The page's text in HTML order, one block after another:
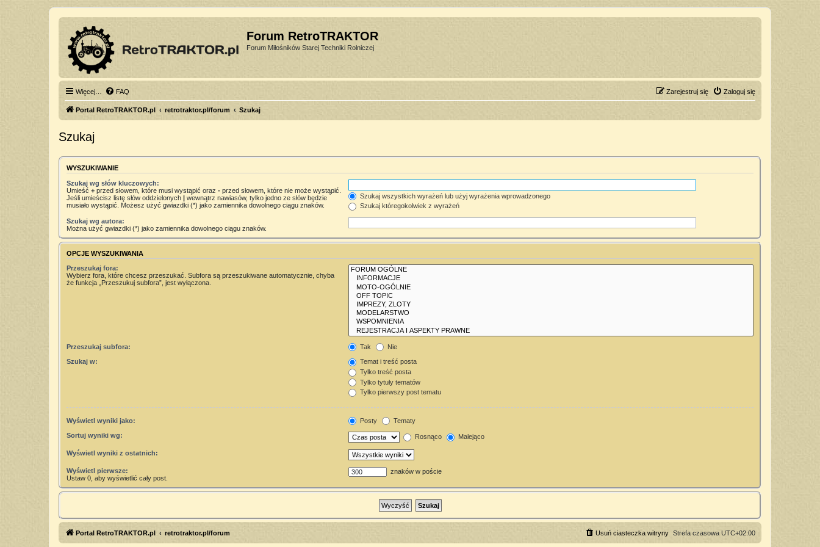
Forum RetroTRAKTOR
Forum Miłośników Starej Techniki Rolniczej
Więcej… FAQ Zaloguj się
Zarejestruj się
Portal RetroTRAKTOR.pl retrotraktor.pl/forum Szukaj
Szukaj
WYSZUKIWANIE
Szukaj wg słów kluczowych:
Umieść + przed słowem, które musi wystąpić oraz - przed słowem, które nie może wystąpić.
Jeśli umieścisz listę słów oddzielonych | wewnątrz nawiasów, tylko jedno ze słów będzie
musiało wystąpić. Możesz użyć gwiazdki (*) jako zamiennika dowolnego ciągu znaków.
Szukaj wszystkich wyrażeń lub użyj wyrażenia wprowadzonego
Szukaj któregokolwiek z wyrażeń
Szukaj wg autora:
Można użyć gwiazdki (*) jako zamiennika dowolnego ciągu znaków.
OPCJE WYSZUKIWANIA
Przeszukaj fora:
Wybierz fora, które chcesz przeszukać. Subfora są przeszukiwane automatycznie, chyba
że funkcja „Przeszukuj subfora”, jest wyłączona.
Przeszukaj subfora: Tak Nie
Szukaj w:
Temat i treść posta
Tylko treść posta
Tylko tytuły tematów
Tylko pierwszy post tematu
Wyświetl wyniki jako: Posty Tematy
Sortuj wyniki wg: Rosnąco Malejąco
Wyświetl wyniki z ostatnich:
Wyświetl pierwsze:
Ustaw 0, aby wyświetlić cały post.
znaków w poście
Portal RetroTRAKTOR.pl retrotraktor.pl/forum Strefa czasowa UTC+02:00
Usuń ciasteczka witryny